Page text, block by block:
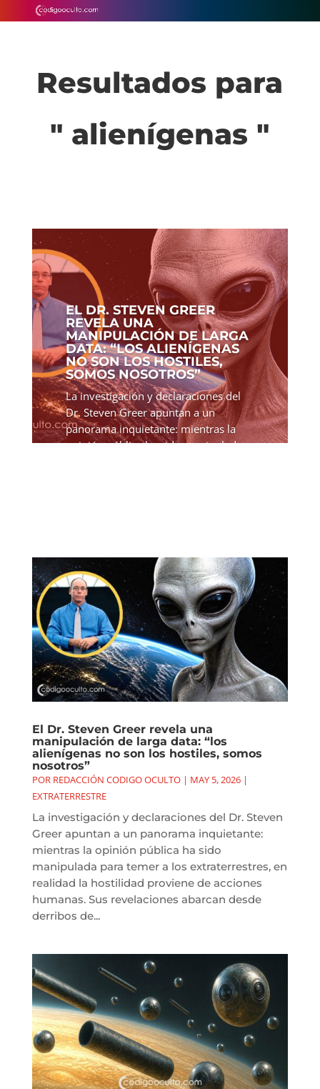
Resultados para
" alienígenas "
EL DR. STEVEN GREER
REVELA UNA
MANIPULACIÓN DE LARGA
DATA: “LOS ALIENÍGENAS
NO SON LOS HOSTILES,
SOMOS NOSOTROS”
La investigación y declaraciones del
Dr. Steven Greer apuntan a un
panorama inquietante: mientras la
opinión pública ha sido manipulada
El Dr. Steven Greer revela una
manipulación de larga data: “los
alienígenas no son los hostiles, somos
nosotros”
POR REDACCIÓN CODIGO OCULTO| MAY 5, 2026|
EXTRATERRESTRE
La investigación y declaraciones del Dr. Steven
Greer apuntan a un panorama inquietante:
mientras la opinión pública ha sido
manipulada para temer a los extraterrestres, en
realidad la hostilidad proviene de acciones
humanas. Sus revelaciones abarcan desde
derribos de...